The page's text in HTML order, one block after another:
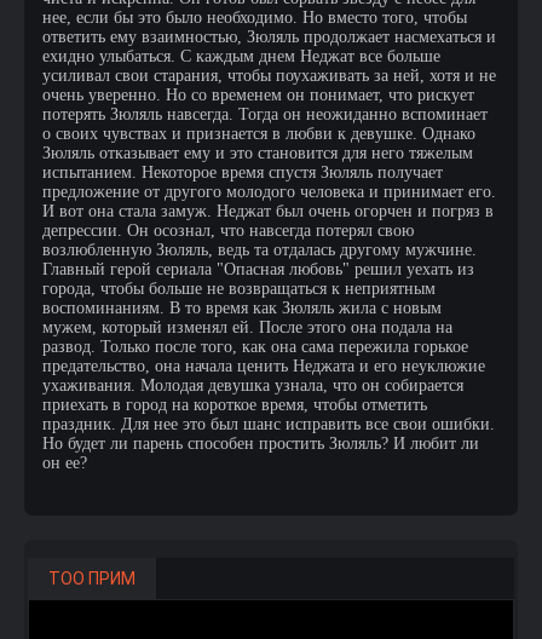
нее, если бы это было необходимо. Но вместо того, чтобы
ответить ему взаимностью, Зюляль продолжает насмехаться и
ехидно улыбаться. С каждым днем Неджат все больше
усиливал свои старания, чтобы поухаживать за ней, хотя и не
очень уверенно. Но со временем он понимает, что рискует
потерять Зюляль навсегда. Тогда он неожиданно вспоминает
о своих чувствах и признается в любви к девушке. Однако
Зюляль отказывает ему и это становится для него тяжелым
испытанием. Некоторое время спустя Зюляль получает
предложение от другого молодого человека и принимает его.
И вот она стала замуж. Неджат был очень огорчен и погряз в
депрессии. Он осознал, что навсегда потерял свою
возлюбленную Зюляль, ведь та отдалась другому мужчине.
Главный герой сериала "Опасная любовь" решил уехать из
города, чтобы больше не возвращаться к неприятным
воспоминаниям. В то время как Зюляль жила с новым
мужем, который изменял ей. После этого она подала на
развод. Только после того, как она сама пережила горькое
предательство, она начала ценить Неджата и его неуклюжие
ухаживания. Молодая девушка узнала, что он собирается
приехать в город на короткое время, чтобы отметить
праздник. Для нее это был шанс исправить все свои ошибки.
Но будет ли парень способен простить Зюляль? И любит ли
он ее?
ТОО ПРИМ